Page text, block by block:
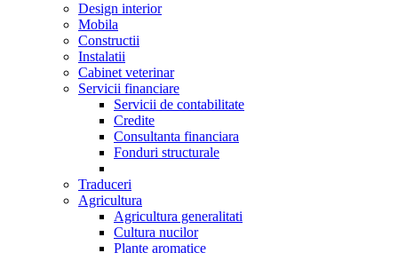
Design interior
Mobila
Constructii
Instalatii
Cabinet veterinar
Servicii financiare
Servicii de contabilitate
Credite
Consultanta financiara
Fonduri structurale
Traduceri
Agricultura
Agricultura generalitati
Cultura nucilor
Plante aromatice